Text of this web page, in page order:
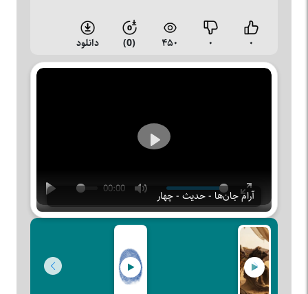
۰ ۰ ۴۵۰ (0) دانلود
Play
00:00
Mute
Enter
fullscreen
Play
آرام جان‌ها - حدیث - چهار